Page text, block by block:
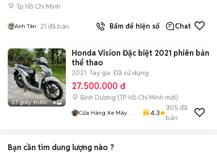
Tp Hồ Chí Minh
Anh Tân 21 đã bán Bấm để hiện số Chat
27 giây trước 8
Honda Vision Đặc biệt 2021 phiên bản
thể thao
2021 Tay ga Đã sử dụng
27.500.000 đ
Bình Dương (TP Hồ Chí Minh mới)
Cửa Hàng Xe Máy
4.3
305 đã
bán
Bạn cần tìm dung lượng nào ?